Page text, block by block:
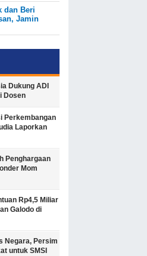
dan Beri
Jamin
Dukung ADI
Dosen
Perkembangan
Laporkan
Penghargaan
Mom
Rp4,5 Miliar
Galodo di
Negara, Persim
untuk SMSI